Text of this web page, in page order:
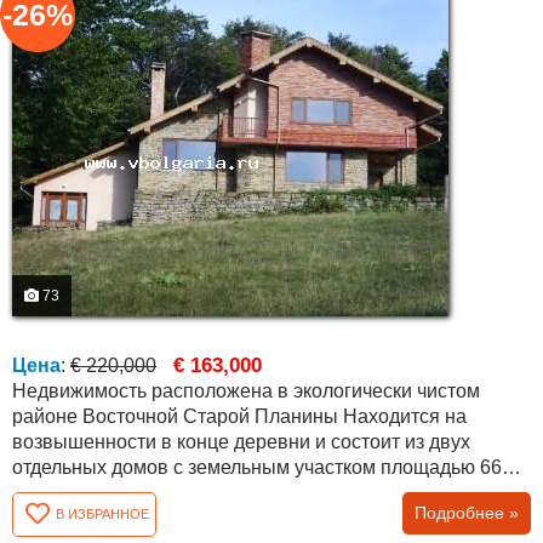
73
-26%
Цена: € 220,000 € 163,000
Недвижимость расположена в экологически чистом
районе Восточной Старой Планины Находится на
возвышенности в конце деревни и состоит из двух
отдельных домов с земельным участком площадью 6668
квм и великолепным панорамным видом на окружающие
леса и горы Основной дом — массивное трехэтажное
В ИЗБРАННОЕ Подробнее »